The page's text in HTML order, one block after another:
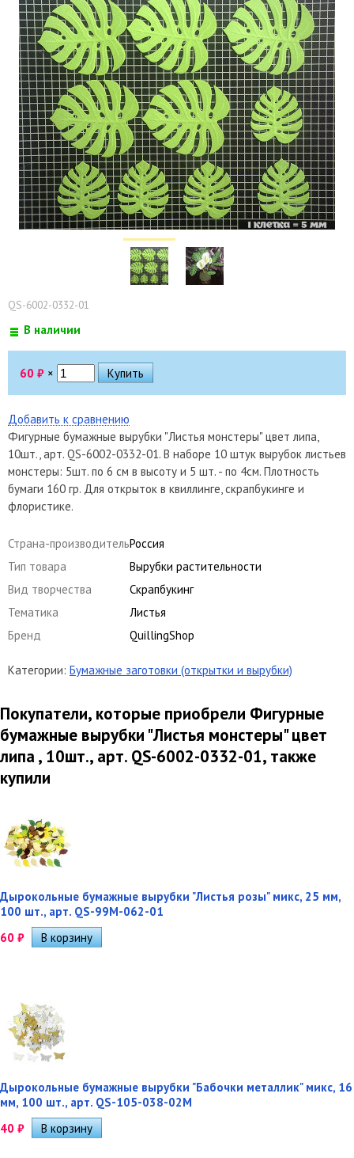
QS-6002-0332-01
В наличии
60 ₽ ×
Добавить к сравнению
Фигурные бумажные вырубки "Листья монстеры" цвет липа,
10шт., арт. QS-6002-0332-01. В наборе 10 штук вырубок листьев
монстеры: 5шт. по 6 см в высоту и 5 шт. - по 4см. Плотность
бумаги 160 гр. Для открыток в квиллинге, скрапбукинге и
флористике.
Страна-производительРоссия
Тип товара
Вырубки растительности
Вид творчества
Скрапбукинг
Тематика
Листья
Бренд
QuillingShop
Категории: Бумажные заготовки (открытки и вырубки)
Покупатели, которые приобрели Фигурные
бумажные вырубки "Листья монстеры" цвет
липа , 10шт., арт. QS-6002-0332-01, также
купили
Дырокольные бумажные вырубки "Листья розы" микс, 25 мм,
100 шт., арт. QS-99M-062-01
60 ₽
Дырокольные бумажные вырубки "Бабочки металлик" микс, 16
мм, 100 шт., арт. QS-105-038-02M
40 ₽